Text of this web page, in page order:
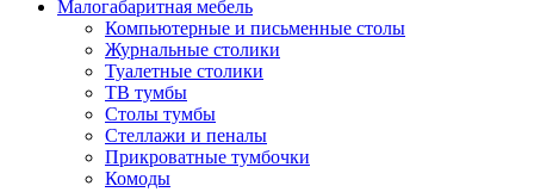
Малогабаритная мебель
Компьютерные и письменные столы
Журнальные столики
Туалетные столики
ТВ тумбы
Столы тумбы
Стеллажи и пеналы
Прикроватные тумбочки
Комоды